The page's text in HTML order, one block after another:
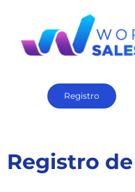
Registro
Registro